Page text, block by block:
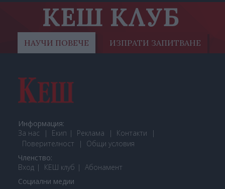
КЕШ КЛУБ
НАУЧИ ПОВЕЧЕ ИЗПРАТИ ЗАПИТВАНЕ
Информация:
За нас
Екип Реклама
Контакти
Поверителност
Общи условия
Членство:
Вход
КЕШ клуб Абонамент
Социални медии